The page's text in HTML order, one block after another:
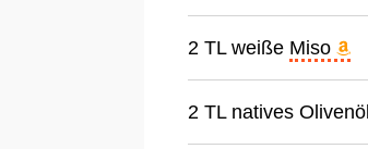
2 TL weiße Miso
2 TL natives Olivenöl